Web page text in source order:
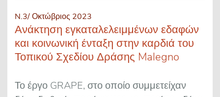
N.3/ Οκτώβριος 2023
Ανάκτηση εγκαταλελειμμένων εδαφών
και κοινωνική ένταξη στην καρδιά του
Τοπικού Σχεδίου Δράσης Malegno
Το έργο GRAPE, στο οποίο συμμετείχαν